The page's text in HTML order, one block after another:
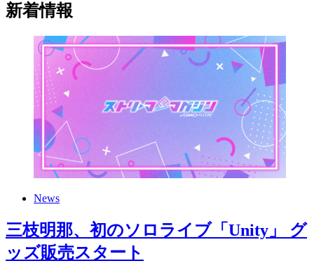
新着情報
News
三枝明那、初のソロライブ「Unity」 グ
ッズ販売スタート